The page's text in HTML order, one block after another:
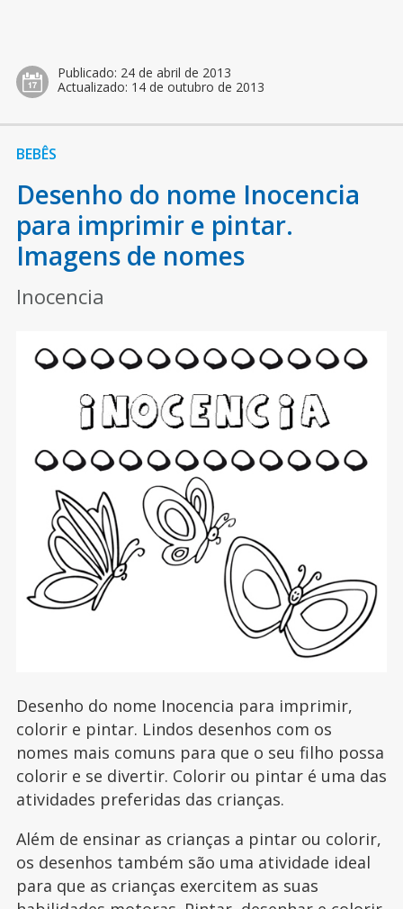
Publicado: 24 de abril de 2013
Actualizado: 14 de outubro de 2013
BEBÊS
Desenho do nome Inocencia
para imprimir e pintar.
Imagens de nomes
Inocencia
Desenho do nome Inocencia para imprimir,
colorir e pintar. Lindos desenhos com os
nomes mais comuns para que o seu filho possa
colorir e se divertir. Colorir ou pintar é uma das
atividades preferidas das crianças.
Além de ensinar as crianças a pintar ou colorir,
os desenhos também são uma atividade ideal
para que as crianças exercitem as suas